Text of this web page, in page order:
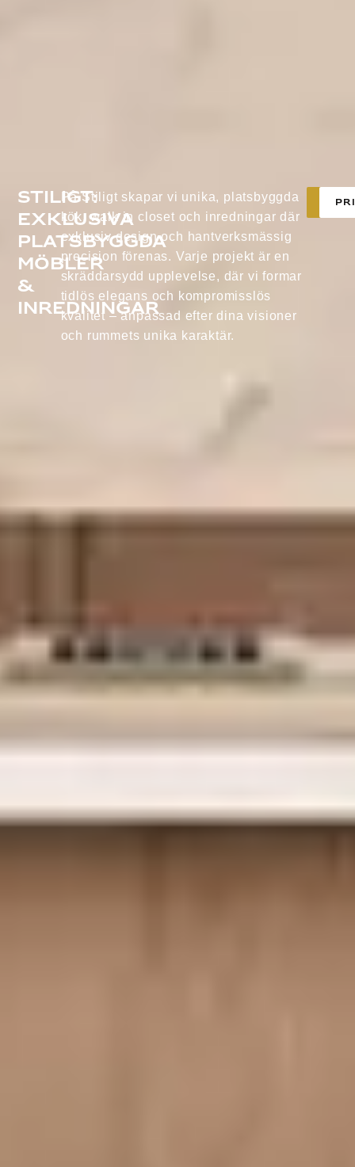
Stiligt:
Exklusiva
platsbyggda
möbler
&
inredningar
På Stiligt skapar vi unika, platsbyggda
kök, walk in closet och inredningar där
exklusiv design och hantverksmässig
precision förenas. Varje projekt är en
skräddarsydd upplevelse, där vi formar
tidlös elegans och kompromisslös
kvalitet – anpassad efter dina visioner
och rummets unika karaktär.